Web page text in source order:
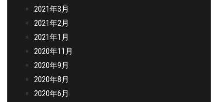
2021年3月
2021年2月
2021年1月
2020年11月
2020年9月
2020年8月
2020年6月